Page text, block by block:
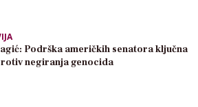
Podrška američkih senatora ključna
negiranja genocida